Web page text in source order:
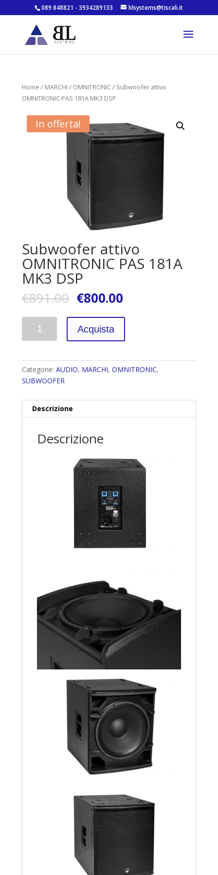
089 848821 - 3934289133 blsystems@tiscali.it
Home / MARCHI / OMNITRONIC/ Subwoofer attivo
OMNITRONIC PAS 181A MK3 DSP
In offerta!
Subwoofer attivo
OMNITRONIC PAS 181A
MK3 DSP
€891.00 €800.00
Acquista
Categorie: AUDIO, MARCHI, OMNITRONIC,
SUBWOOFER
Descrizione
Descrizione